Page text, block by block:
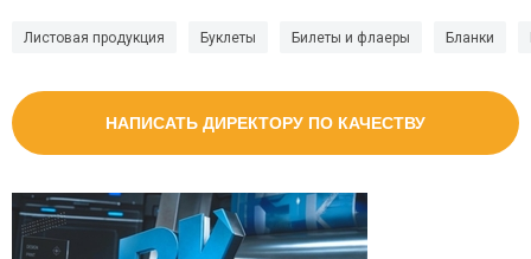
Листовая продукция Буклеты Билеты и флаеры Бланки
НАПИСАТЬ ДИРЕКТОРУ ПО КАЧЕСТВУ